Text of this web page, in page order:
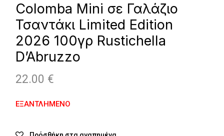
Colomba Mini σε Γαλάζιο
Τσαντάκι Limited Edition
2026 100γρ Rustichella
D’Abruzzo
22.00 €
ΕΞΑΝΤΛΗΜΈΝΟ